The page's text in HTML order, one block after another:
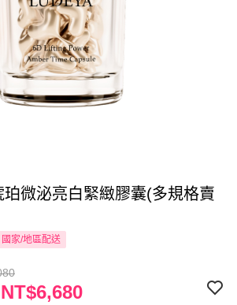
珀微泌亮白緊緻膠囊(多規格賣
國家/地區配送